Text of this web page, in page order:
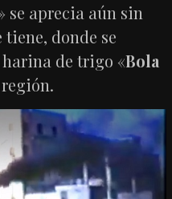
se aprecia aún sin
donde se
harina de trigo «Bola